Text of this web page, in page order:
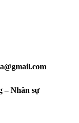
– Nhân sự